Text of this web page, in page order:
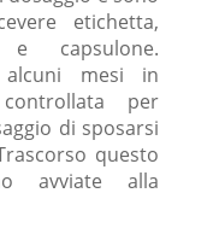
etichetta,
e capsulone.
alcuni mesi in
per
di sposarsi
questo
avviate alla